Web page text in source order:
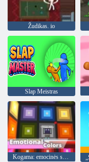
Žudikas. io
Slap Meistras
Kogama: emocinės spalvos